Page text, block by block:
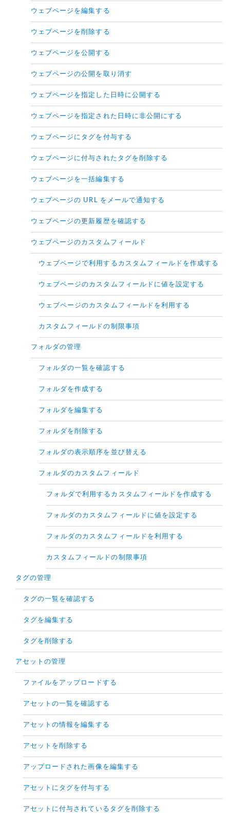
ウェブページを編集する
ウェブページを削除する
ウェブページを公開する
ウェブページの公開を取り消す
ウェブページを指定した日時に公開する
ウェブページを指定された日時に非公開にする
ウェブページにタグを付与する
ウェブページに付与されたタグを削除する
ウェブページを一括編集する
ウェブページの URL をメールで通知する
ウェブページの更新履歴を確認する
ウェブページのカスタムフィールド
ウェブページで利用するカスタムフィールドを作成する
ウェブページのカスタムフィールドに値を設定する
ウェブページのカスタムフィールドを利用する
カスタムフィールドの制限事項
フォルダの管理
フォルダの一覧を確認する
フォルダを作成する
フォルダを編集する
フォルダを削除する
フォルダの表示順序を並び替える
フォルダのカスタムフィールド
フォルダで利用するカスタムフィールドを作成する
フォルダのカスタムフィールドに値を設定する
フォルダのカスタムフィールドを利用する
カスタムフィールドの制限事項
タグの管理
タグの一覧を確認する
タグを編集する
タグを削除する
アセットの管理
ファイルをアップロードする
アセットの一覧を確認する
アセットの情報を編集する
アセットを削除する
アップロードされた画像を編集する
アセットにタグを付与する
アセットに付与されているタグを削除する